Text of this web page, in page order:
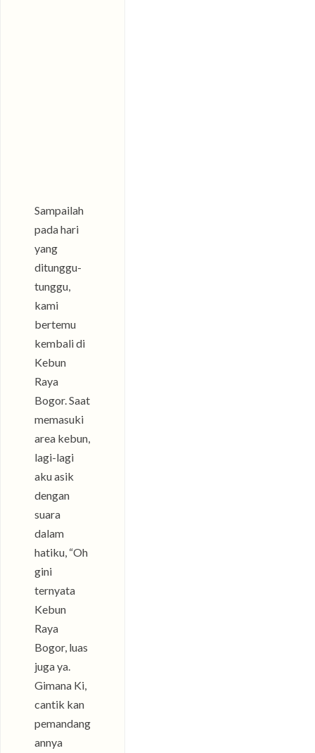
Sampailah
pada hari
yang
ditunggu-
tunggu,
kami
bertemu
kembali di
Kebun
Raya
Bogor. Saat
memasuki
area kebun,
lagi-lagi
aku asik
dengan
suara
dalam
hatiku, “Oh
gini
ternyata
Kebun
Raya
Bogor, luas
juga ya.
Gimana Ki,
cantik kan
pemandang
annya